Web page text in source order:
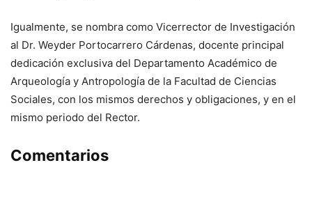
Igualmente, se nombra como Vicerrector de Investigación
al Dr. Weyder Portocarrero Cárdenas, docente principal
dedicación exclusiva del Departamento Académico de
Arqueología y Antropología de la Facultad de Ciencias
Sociales, con los mismos derechos y obligaciones, y en el
mismo periodo del Rector.
Comentarios